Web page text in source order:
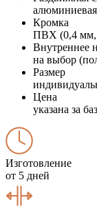
Кромка
ПВХ (0,4
Внутреннее
на выбор
Размер
Цена
указана за
Изготовление
от 5 дней